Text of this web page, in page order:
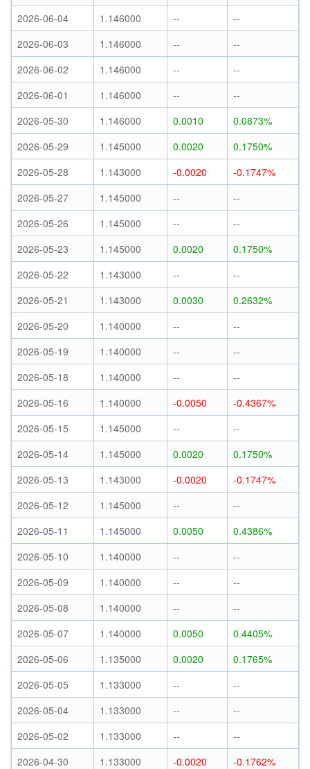
2026-06-04
1.146000 --
--
2026-06-03
1.146000 --
--
2026-06-02
1.146000 --
--
2026-06-01
1.146000 --
--
2026-05-30
1.146000 0.0010
0.0873%
2026-05-29
1.145000 0.0020
0.1750%
2026-05-28
1.143000 -0.0020
-0.1747%
2026-05-27
1.145000 --
--
2026-05-26
1.145000 --
--
2026-05-23
1.145000 0.0020
0.1750%
2026-05-22
1.143000 --
--
2026-05-21
1.143000 0.0030
0.2632%
2026-05-20
1.140000 --
--
2026-05-19
1.140000 --
--
2026-05-18
1.140000 --
--
2026-05-16
1.140000 -0.0050
-0.4367%
2026-05-15
1.145000 --
--
2026-05-14
1.145000 0.0020
0.1750%
2026-05-13
1.143000 -0.0020
-0.1747%
2026-05-12
1.145000 --
--
2026-05-11
1.145000 0.0050
0.4386%
2026-05-10
1.140000 --
--
2026-05-09
1.140000 --
--
2026-05-08
1.140000 --
--
2026-05-07
1.140000 0.0050
0.4405%
2026-05-06
1.135000 0.0020
0.1765%
2026-05-05
1.133000 --
--
2026-05-04
1.133000 --
--
2026-05-02
1.133000 --
--
2026-04-30
1.133000 -0.0020
-0.1762%